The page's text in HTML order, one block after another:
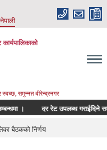
नेपाली
समुन्नत वीरेन्द्रनगर
। दर रेट उपलब्ध गराईदिने
बैठकको निर्णय